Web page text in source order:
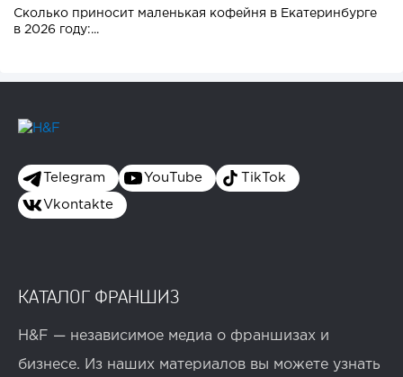
Сколько приносит маленькая кофейня в Екатеринбурге
в 2026 году:...
Telegram YouTube TikTok
Vkontakte
КАТАЛОГ ФРАНШИЗ
H&F — независимое медиа о франшизах и
бизнесе. Из наших материалов вы можете узнать